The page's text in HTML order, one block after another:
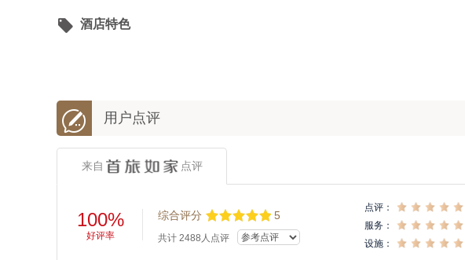
 酒店特色
 用户点评
来自 点评
100%
好评率
综合评分 5
共计 2488 人点评
点评：
服务：
设施：